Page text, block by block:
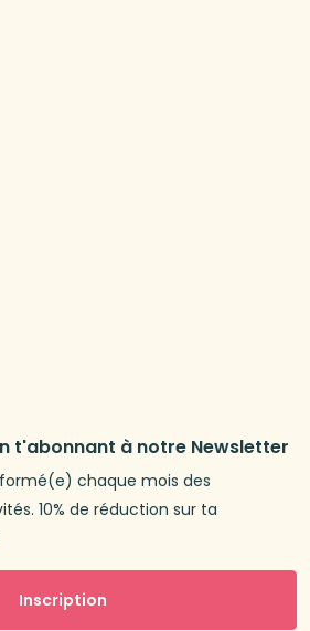
t'abonnant à notre Newsletter
chaque mois des
10% de réduction sur ta
Inscription